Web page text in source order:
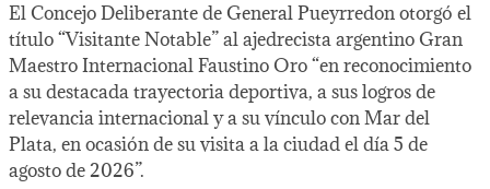
El Concejo Deliberante de General Pueyrredon otorgó el
título “Visitante Notable” al ajedrecista argentino Gran
Maestro Internacional Faustino Oro “en reconocimiento
a su destacada trayectoria deportiva, a sus logros de
relevancia internacional y a su vínculo con Mar del
Plata, en ocasión de su visita a la ciudad el día 5 de
agosto de 2026”.